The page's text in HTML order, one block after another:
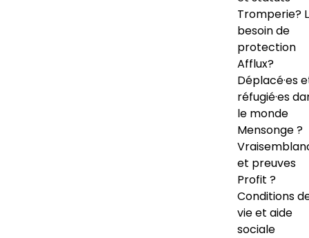
Tromperie?
besoin de
protection
Afflux?
Déplacé·es
réfugié·es
le monde
Mensonge ?
et preuves
Profit ?
Conditions
vie et aide
sociale